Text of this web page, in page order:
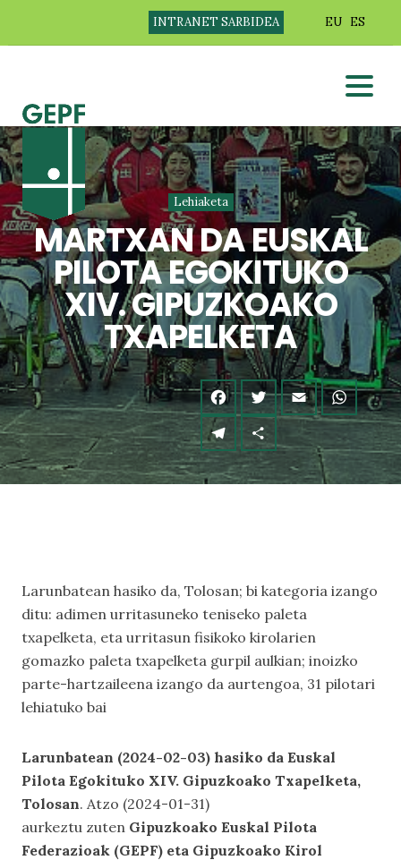
INTRANET SARBIDEA EU ES
Lehiaketa
MARTXAN DA EUSKAL
PILOTA EGOKITUKO
XIV. GIPUZKOAKO
TXAPELKETA
Larunbatean hasiko da, Tolosan; bi kategoria izango
ditu: adimen urritasuneko teniseko paleta
txapelketa, eta urritasun fisikoko kirolarien
gomazko paleta txapelketa gurpil aulkian; inoizko
parte-hartzaileena izango da aurtengoa, 31 pilotari
lehiatuko bai
Larunbatean (2024-02-03) hasiko da Euskal
Pilota Egokituko XIV. Gipuzkoako Txapelketa,
Tolosan. Atzo (2024-01-31)
aurkeztu zuten Gipuzkoako Euskal Pilota
Federazioak (GEPF) eta Gipuzkoako Kirol